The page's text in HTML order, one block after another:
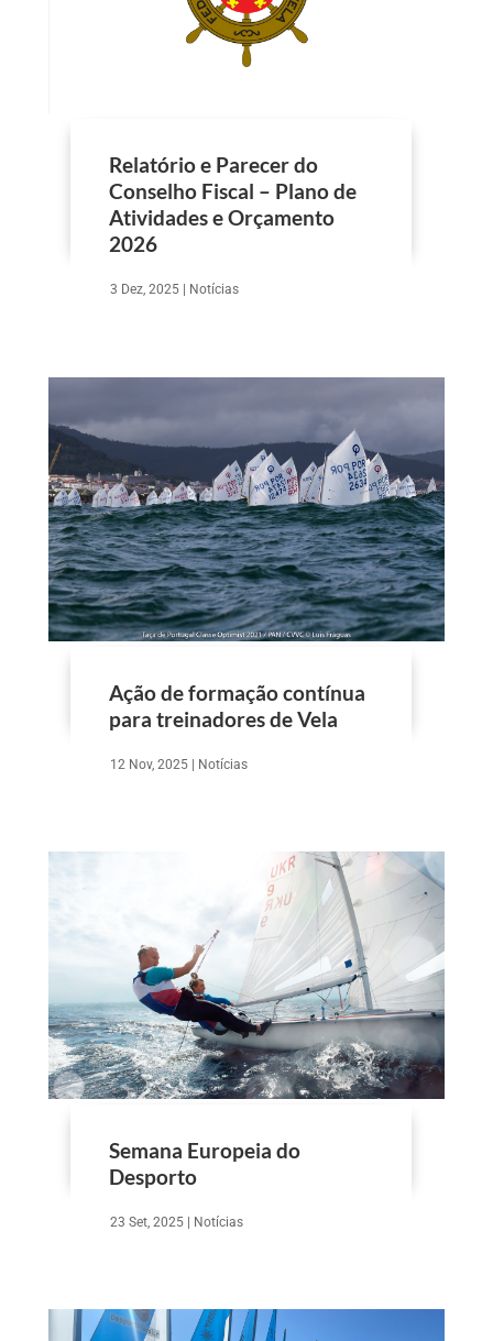
Relatório e Parecer do
Conselho Fiscal – Plano de
Atividades e Orçamento
2026
3 Dez, 2025| Notícias
Ação de formação contínua
para treinadores de Vela
12 Nov, 2025| Notícias
Semana Europeia do
Desporto
23 Set, 2025| Notícias